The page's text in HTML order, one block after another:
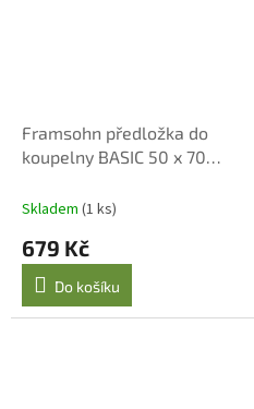
Framsohn předložka do
koupelny BASIC 50 x 70
Skladem (1 ks)
679 Kč
Do košíku